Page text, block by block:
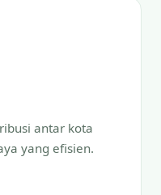
antar kota
yang efisien.